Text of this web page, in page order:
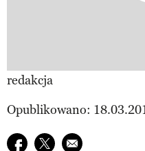
redakcja
Opublikowano:
Udostępnij na facebook
Udostępnij na twitter
E-mail do